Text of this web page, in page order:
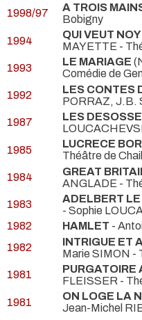
1998/97
A TROIS
Bobigny
1994
QUI VEUT
MAYETTE -
1993
LE MARIAGE
Comédie de
1992
LES CONTES
PORRAZ, J.B.
1987
LES
1985
LUCRECE
Théâtre de
1984
GREAT
ANGLADE -
1983
ADELBERT
- Sophie
1982
HAMLET -
1982
INTRIGUE ET
Marie SIMON -
1981
PURGATOIRE
FLEISSER -
1981
ON LOGE LA
Jean-Michel